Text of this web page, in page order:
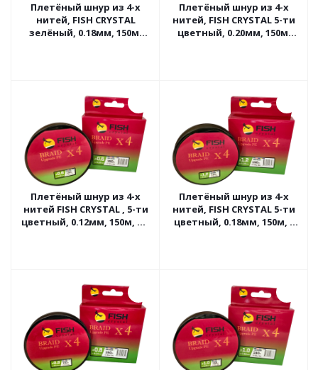
Плетёный шнур из 4-х
нитей, FISH CRYSTAL
зелёный, 0.18мм, 150м,
Плетёный шнур из 4-х
нитей, FISH CRYSTAL 5-ти
цветный, 0.20мм, 150м,
Плетёный шнур из 4-х
нитей FISH CRYSTAL , 5-ти
цветный, 0.12мм, 150м, 5.4
Плетёный шнур из 4-х
нитей, FISH CRYSTAL 5-ти
цветный, 0.18мм, 150м, 9